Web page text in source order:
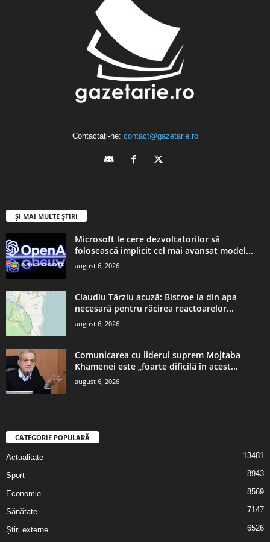
Contactați-ne: contact@gazetarie.ro
ȘI MAI MULTE ȘTIRI
Microsoft le cere dezvoltatorilor să
folosească implicit cel mai avansat model...
august 6, 2026
Claudiu Târziu acuză: Bistroe ia din apa
necesară pentru răcirea reactoarelor...
august 6, 2026
Comunicarea cu liderul suprem Mojtaba
Khamenei este „foarte dificilă în acest...
august 6, 2026
CATEGORIE POPULARĂ
Actualitate 13481
Sport 8943
Economie 8569
Sănătate 7147
Știri externe
6526